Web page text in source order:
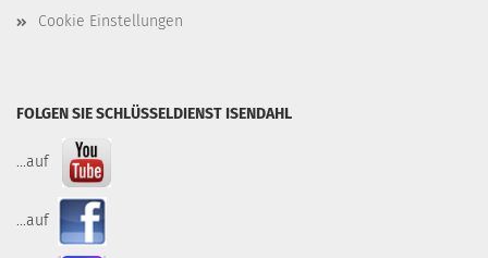
Cookie Einstellungen
FOLGEN SIE SCHLÜSSELDIENST ISENDAHL
...auf
...auf